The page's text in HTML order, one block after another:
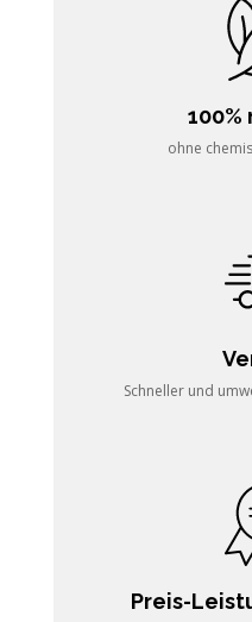
ohne
Schneller und
Preis-